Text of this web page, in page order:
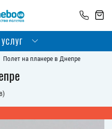
Полет на планере в Днепре